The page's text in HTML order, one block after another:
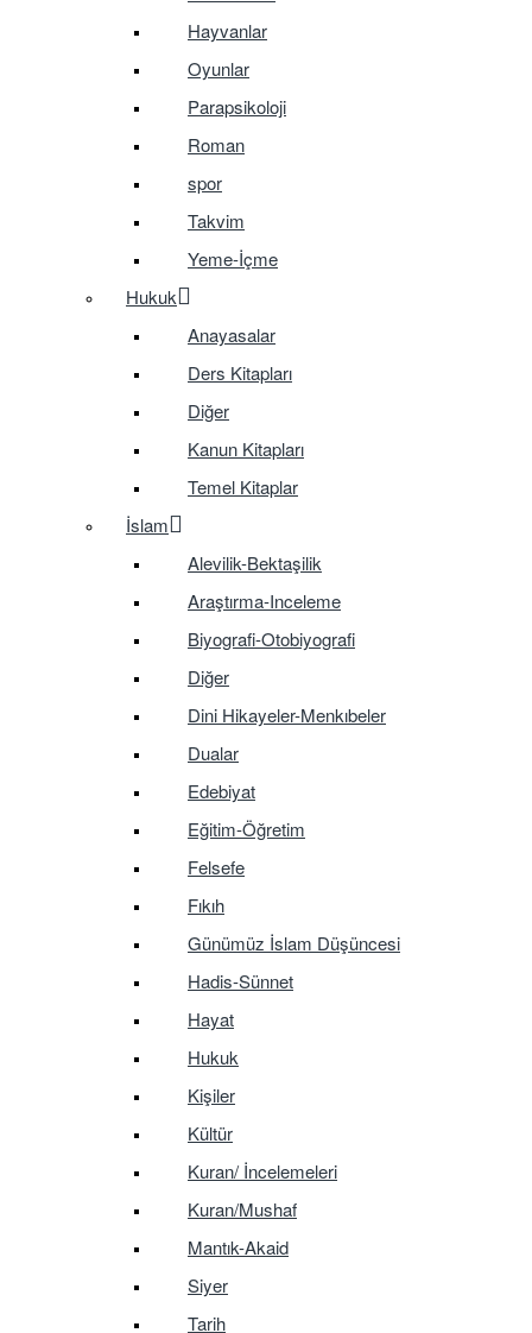
Hayvanlar
Oyunlar
Parapsikoloji
Roman
spor
Takvim
Yeme-İçme
Hukuk
Anayasalar
Ders Kitapları
Diğer
Kanun Kitapları
Temel Kitaplar
İslam
Alevilik-Bektaşilik
Araştırma-Inceleme
Biyografi-Otobiyografi
Diğer
Dini Hikayeler-Menkıbeler
Dualar
Edebiyat
Eğitim-Öğretim
Felsefe
Fıkıh
Günümüz İslam Düşüncesi
Hadis-Sünnet
Hayat
Hukuk
Kişiler
Kültür
Kuran/ İncelemeleri
Kuran/Mushaf
Mantık-Akaid
Siyer
Tarih